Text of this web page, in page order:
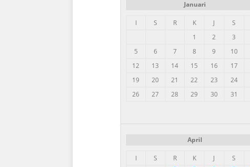
Januari
I S R K J S
1
2 3
5
6 7 8 9 10
12
13 14 15 16 17
19
20 21 22 23 24
26
27 28 29 30 31
April
I S R K J S